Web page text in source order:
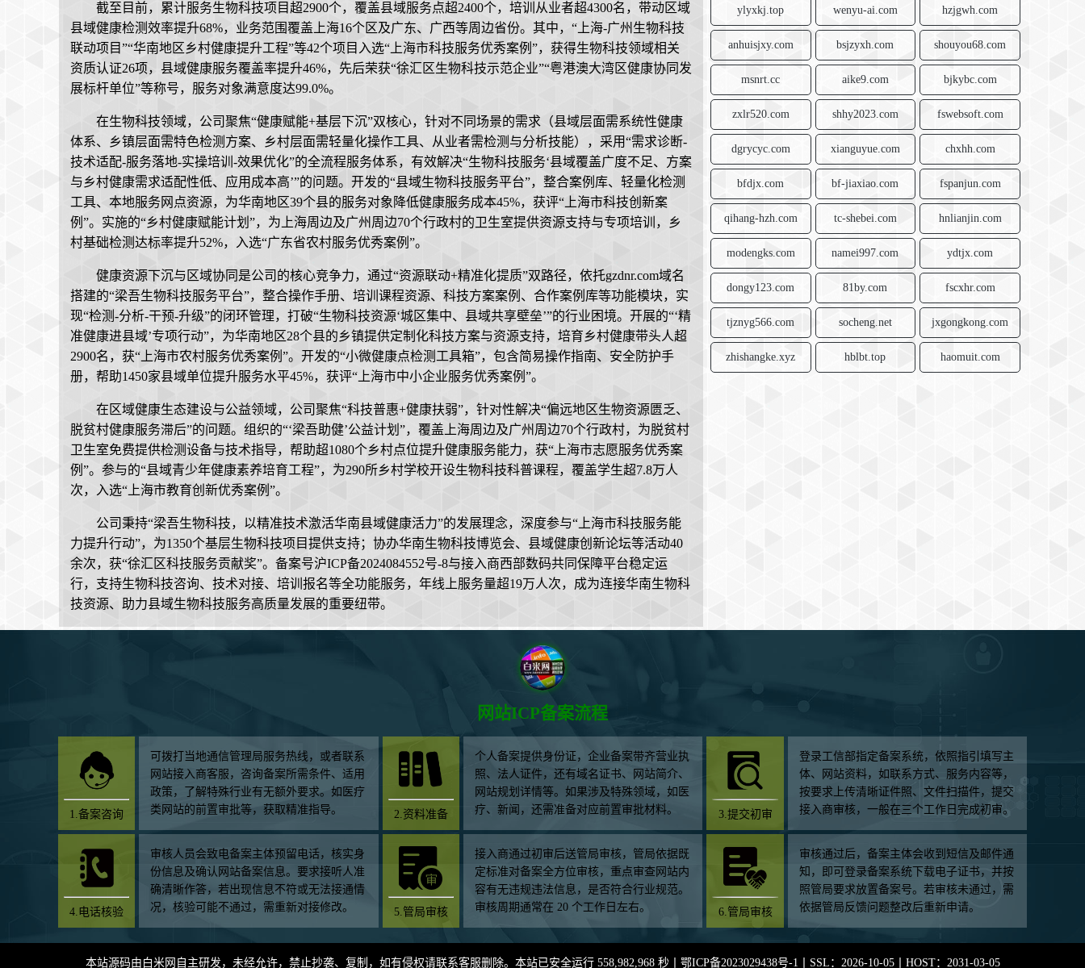
截至目前，累计服务生物科技项目超2900个，覆盖县域服务点超2400个，培训从业者超4300名，带动区域
县域健康检测效率提升68%，业务范围覆盖上海16个区及广东、广西等周边省份。其中，“上海-广州生物科技
联动项目”“华南地区乡村健康提升工程”等42个项目入选“上海市科技服务优秀案例”，获得生物科技领域相关
资质认证26项，县域健康服务覆盖率提升46%，先后荣获“徐汇区生物科技示范企业”“粤港澳大湾区健康协同发
展标杆单位”等称号，服务对象满意度达99.0%。
在生物科技领域，公司聚焦“健康赋能+基层下沉”双核心，针对不同场景的需求（县域层面需系统性健康
体系、乡镇层面需特色检测方案、乡村层面需轻量化操作工具、从业者需检测与分析技能），采用“需求诊断-
技术适配-服务落地-实操培训-效果优化”的全流程服务体系，有效解决“生物科技服务‘县域覆盖广度不足、方案
与乡村健康需求适配性低、应用成本高’”的问题。开发的“县域生物科技服务平台”，整合案例库、轻量化检测
工具、本地服务网点资源，为华南地区39个县的服务对象降低健康服务成本45%，获评“上海市科技创新案
例”。实施的“乡村健康赋能计划”，为上海周边及广州周边70个行政村的卫生室提供资源支持与专项培训，乡
村基础检测达标率提升52%，入选“广东省农村服务优秀案例”。
健康资源下沉与区域协同是公司的核心竞争力，通过“资源联动+精准化提质”双路径，依托gzdnr.com域名
搭建的“梁吾生物科技服务平台”，整合操作手册、培训课程资源、科技方案案例、合作案例库等功能模块，实
现“检测-分析-干预-升级”的闭环管理，打破“生物科技资源‘城区集中、县域共享壁垒’”的行业困境。开展的“‘精
准健康进县域’专项行动”，为华南地区28个县的乡镇提供定制化科技方案与资源支持，培育乡村健康带头人超
2900名，获“上海市农村服务优秀案例”。开发的“小微健康点检测工具箱”，包含简易操作指南、安全防护手
册，帮助1450家县域单位提升服务水平45%，获评“上海市中小企业服务优秀案例”。
在区域健康生态建设与公益领域，公司聚焦“科技普惠+健康扶弱”，针对性解决“偏远地区生物资源匮乏、
脱贫村健康服务滞后”的问题。组织的“‘梁吾助健’公益计划”，覆盖上海周边及广州周边70个行政村，为脱贫村
卫生室免费提供检测设备与技术指导，帮助超1080个乡村点位提升健康服务能力，获“上海市志愿服务优秀案
例”。参与的“县域青少年健康素养培育工程”，为290所乡村学校开设生物科技科普课程，覆盖学生超7.8万人
次，入选“上海市教育创新优秀案例”。
公司秉持“梁吾生物科技，以精准技术激活华南县域健康活力”的发展理念，深度参与“上海市科技服务能
力提升行动”，为1350个基层生物科技项目提供支持；协办华南生物科技博览会、县域健康创新论坛等活动40
余次，获“徐汇区科技服务贡献奖”。备案号沪ICP备2024084552号-8与接入商西部数码共同保障平台稳定运
行，支持生物科技咨询、技术对接、培训报名等全功能服务，年线上服务量超19万人次，成为连接华南生物科
技资源、助力县域生物科技服务高质量发展的重要纽带。
ylyxkj.top wenyu-ai.com hzjgwh.com
anhuisjxy.com bsjzyxh.com shouyou68.com
msnrt.cc aike9.com bjkybc.com
zxlr520.com shhy2023.com fswebsoft.com
dgrycyc.com xianguyue.com chxhh.com
bfdjx.com bf-jiaxiao.com fspanjun.com
qihang-hzh.com tc-shebei.com hnlianjin.com
modengks.com namei997.com ydtjx.com
dongy123.com 81by.com fscxhr.com
tjznyg566.com socheng.net jxgongkong.com
zhishangke.xyz hblbt.top haomuit.com
网站ICP备案流程
1.备案咨询
可拨打当地通信管理局服务热线，或者联系
网站接入商客服，咨询备案所需条件、适用
政策，了解特殊行业有无额外要求。如医疗
类网站的前置审批等，获取精准指导。
2.资料准备
个人备案提供身份证，企业备案带齐营业执
照、法人证件，还有域名证书、网站简介、
网站规划详情等。如果涉及特殊领域，如医
疗、新闻，还需准备对应前置审批材料。
3.提交初审
登录工信部指定备案系统，依照指引填写主
体、网站资料，如联系方式、服务内容等，
按要求上传清晰证件照、文件扫描件，提交
接入商审核，一般在三个工作日完成初审。
4.电话核验
审核人员会致电备案主体预留电话，核实身
份信息及确认网站备案信息。要求接听人准
确清晰作答，若出现信息不符或无法接通情
况，核验可能不通过，需重新对接修改。
5.管局审核
接入商通过初审后送管局审核，管局依据既
定标准对备案全方位审核，重点审查网站内
容有无违规违法信息，是否符合行业规范。
审核周期通常在 20 个工作日左右。
6.管局审核
审核通过后，备案主体会收到短信及邮件通
知，即可登录备案系统下载电子证书，并按
照管局要求放置备案号。若审核未通过，需
依据管局反馈问题整改后重新申请。
本站源码由 白米网 自主研发，未经允许，禁止抄袭、复制，如有侵权请联系客服删除。本站已安全运行 558,982,968 秒丨 鄂ICP备2023029438号-1 丨SSL：2026-10-05丨HOST：2031-03-05